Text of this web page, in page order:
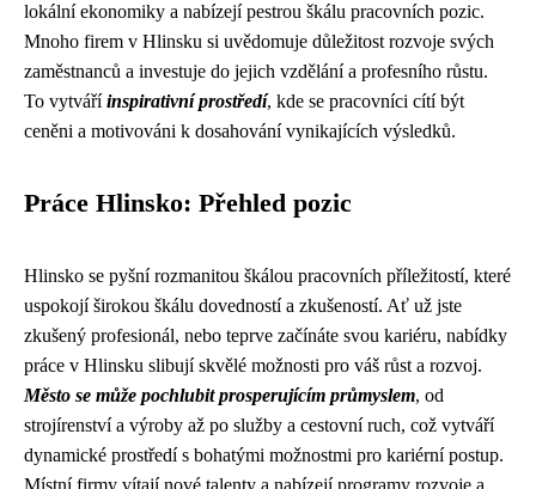
lokální ekonomiky a nabízejí pestrou škálu pracovních pozic.
Mnoho firem v Hlinsku si uvědomuje důležitost rozvoje svých
zaměstnanců a investuje do jejich vzdělání a profesního růstu.
To vytváříinspirativní prostředí, kde se pracovníci cítí být
ceněni a motivováni k dosahování vynikajících výsledků.
Práce Hlinsko: Přehled pozic
Hlinsko se pyšní rozmanitou škálou pracovních příležitostí, které
uspokojí širokou škálu dovedností a zkušeností. Ať už jste
zkušený profesionál, nebo teprve začínáte svou kariéru, nabídky
práce v Hlinsku slibují skvělé možnosti pro váš růst a rozvoj.
Město se může pochlubit prosperujícím průmyslem, od
strojírenství a výroby až po služby a cestovní ruch, což vytváří
dynamické prostředí s bohatými možnostmi pro kariérní postup.
Místní firmy vítají nové talenty a nabízejí programy rozvoje a